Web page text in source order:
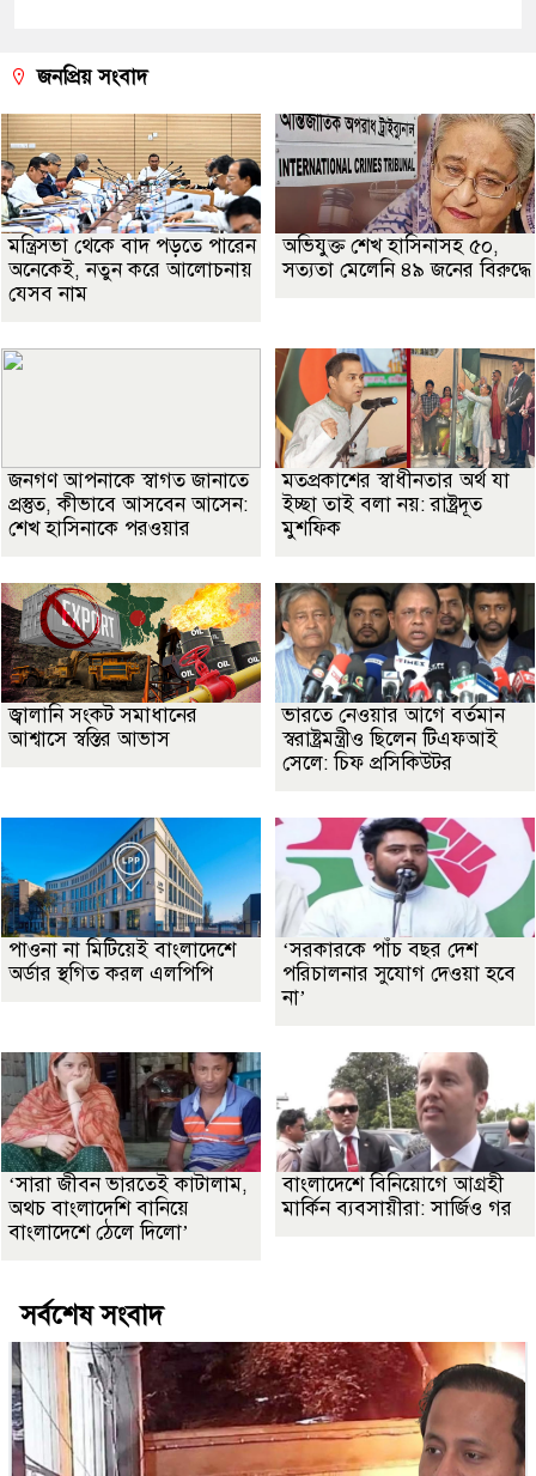
জনপ্রিয় সংবাদ
মন্ত্রিসভা থেকে বাদ পড়তে পারেন
অনেকেই, নতুন করে আলোচনায়
যেসব নাম
অভিযুক্ত শেখ হাসিনাসহ ৫০,
সত্যতা মেলেনি ৪৯ জনের বিরুদ্ধে
জনগণ আপনাকে স্বাগত জানাতে
প্রস্তুত, কীভাবে আসবেন আসেন:
শেখ হাসিনাকে পরওয়ার
মতপ্রকাশের স্বাধীনতার অর্থ যা
ইচ্ছা তাই বলা নয়: রাষ্ট্রদূত
মুশফিক
জ্বালানি সংকট সমাধানের
আশ্বাসে স্বস্তির আভাস
ভারতে নেওয়ার আগে বর্তমান
স্বরাষ্ট্রমন্ত্রীও ছিলেন টিএফআই
সেলে: চিফ প্রসিকিউটর
পাওনা না মিটিয়েই বাংলাদেশে
অর্ডার স্থগিত করল এলপিপি
‘সরকারকে পাঁচ বছর দেশ
পরিচালনার সুযোগ দেওয়া হবে
না’
‘সারা জীবন ভারতেই কাটালাম,
অথচ বাংলাদেশি বানিয়ে
বাংলাদেশে ঠেলে দিলো’
বাংলাদেশে বিনিয়োগে আগ্রহী
মার্কিন ব্যবসায়ীরা: সার্জিও গর
সর্বশেষ সংবাদ